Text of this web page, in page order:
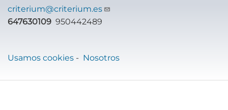
criterium@criterium.es
647630109 950442489
Usamos cookies - Nosotros